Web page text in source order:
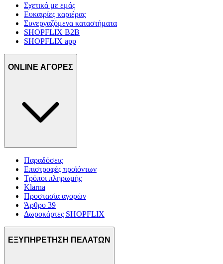
Σχετικά με εμάς
Ευκαιρίες καριέρας
Συνεργαζόμενα καταστήματα
SHOPFLIX B2B
SHOPFLIX app
ONLINE ΑΓΟΡΕΣ
Παραδόσεις
Επιστροφές προϊόντων
Τρόποι πληρωμής
Klarna
Προστασία αγορών
Άρθρο 39
Δωροκάρτες SHOPFLIX
ΕΞΥΠΗΡΕΤΗΣΗ ΠΕΛΑΤΩΝ